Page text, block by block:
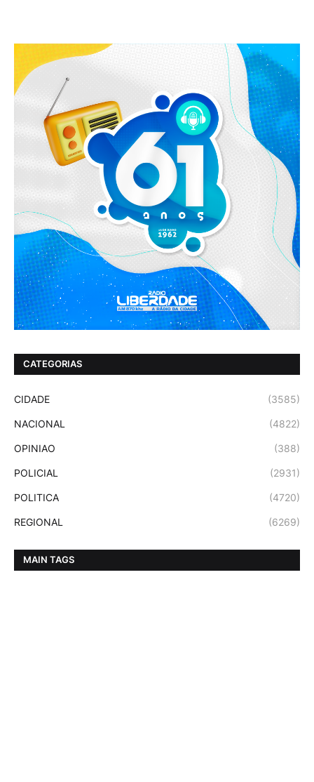
CATEGORIAS
CIDADE (3585)
NACIONAL (4822)
OPINIAO (388)
POLICIAL (2931)
POLITICA (4720)
REGIONAL (6269)
MAIN TAGS